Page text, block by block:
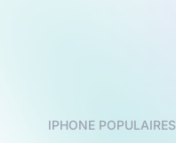
IPHONE POPULAIRES